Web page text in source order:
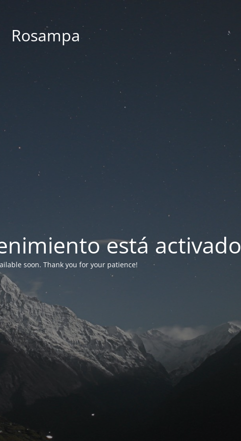
Rosampa
está activado
soon. Thank you for your patience!